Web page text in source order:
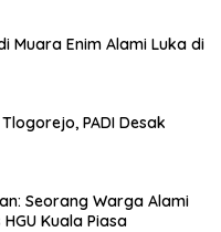
Muara Enim Alami Luka di
PADI Desak
Seorang Warga Alami
Kuala Piasa